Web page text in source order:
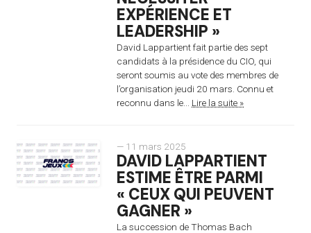
EXPÉRIENCE ET
LEADERSHIP »
David Lappartient fait partie des sept
candidats à la présidence du CIO, qui
seront soumis au vote des membres de
l’organisation jeudi 20 mars. Connu et
reconnu dans le... Lire la suite »
— 11 mars 2025
DAVID LAPPARTIENT
ESTIME ÊTRE PARMI
« CEUX QUI PEUVENT
GAGNER »
La succession de Thomas Bach